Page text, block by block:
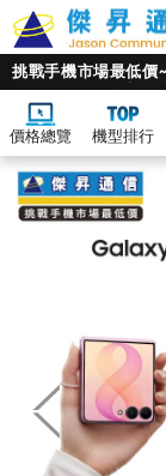
挑戰手機市場最低
價格總覽 機型排行